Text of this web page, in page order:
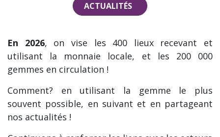
ACTUALITÉS
En 2026, on vise les 400 lieux recevant et
utilisant la monnaie locale, et les 200 000
gemmes en circulation !
Comment? en utilisant la gemme le plus
souvent possible, en suivant et en partageant
nos actualités !